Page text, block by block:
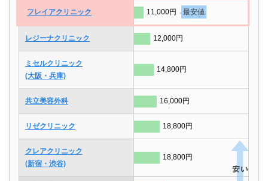
フレイアクリニック 11,000円 最安値
レジーナクリニック 12,000円
ミセルクリニック
(大阪・兵庫)
14,800円
共立美容外科 16,000円
リゼクリニック 18,800円
クレアクリニック
(新宿・渋谷)
18,800円